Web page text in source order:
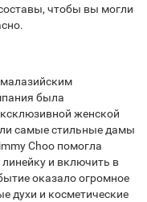
чтобы вы могли
была
женской
самые стильные дамы
Choo помогла
и включить в
оказало огромное
духи и косметические